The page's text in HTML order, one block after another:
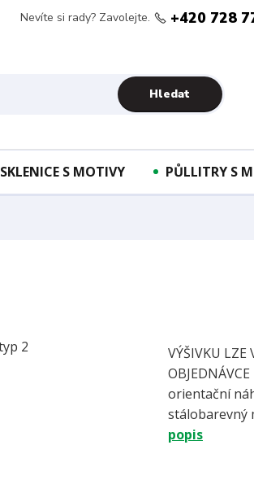
Hledat
Nevíte si rady? Zavolejte. +420 728
SKLENICE S MOTIVY PŮLLITRY S
VÝŠIVKU LZE
orientační
stálobarevný
popis